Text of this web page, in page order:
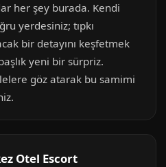
her şey burada. Kendi
yerdesiniz; tıpkı
bir detayını keşfetmek
yeni bir sürpriz.
göz atarak bu samimi
Otel Escort